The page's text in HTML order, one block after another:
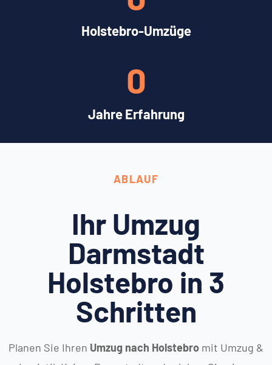
Holstebro-Umzüge
Jahre Erfahrung
0
ABLAUF
Ihr Umzug
Darmstadt
Holstebro in 3
Schritten
Planen Sie Ihren Umzug nach Holstebro mit Umzug &